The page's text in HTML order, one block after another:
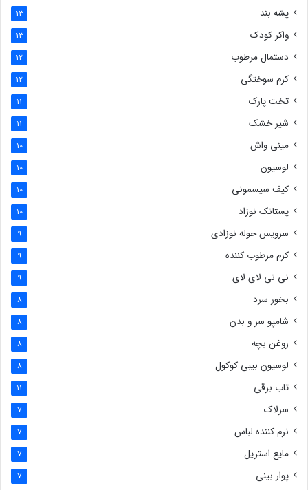
پشه بند 13
واکر کودک 13
دستمال مرطوب 12
کرم سوختگی 12
تخت پارک 11
شیر خشک 11
مینی واش 10
لوسیون 10
کیف سیسمونی 10
پستانک نوزاد 10
سرویس حوله نوزادی 9
کرم مرطوب کننده 9
نی نی لای لای 9
بخور سرد 8
شامپو سر و بدن 8
روغن بچه 8
لوسیون بیبی کوکول 8
تاب برقی 11
سرلاک 7
نرم کننده لباس 7
مایع استریل 7
پوار بینی 7